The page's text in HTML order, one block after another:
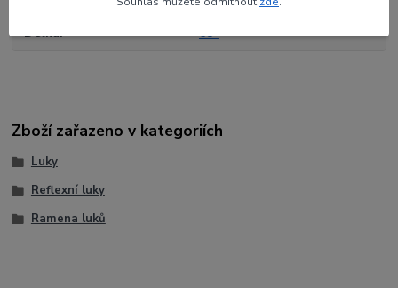
Délka 68"
Zboží zařazeno v kategoriích
Luky
Reflexní luky
Ramena luků